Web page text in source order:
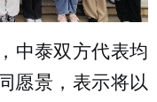
中泰双方代表均
愿景，表示将以